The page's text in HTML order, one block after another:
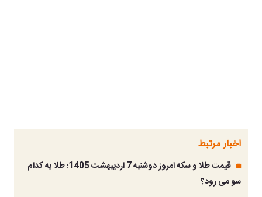
اخبار مرتبط
قیمت طلا و سکه امروز دوشنبه 7 اردیبهشت 1405؛ طلا به کدام
سو می رود؟